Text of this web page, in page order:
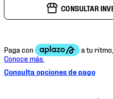
CONSULTAR
Consulta opciones de pago